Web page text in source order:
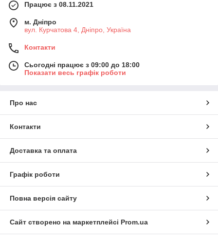
Працює з 08.11.2021
м. Дніпро
вул. Курчатова 4, Дніпро, Україна
Контакти
Сьогодні працює з 09:00 до 18:00
Показати весь графік роботи
Про нас
Контакти
Доставка та оплата
Графік роботи
Повна версія сайту
Сайт створено на маркетплейсі Prom.ua